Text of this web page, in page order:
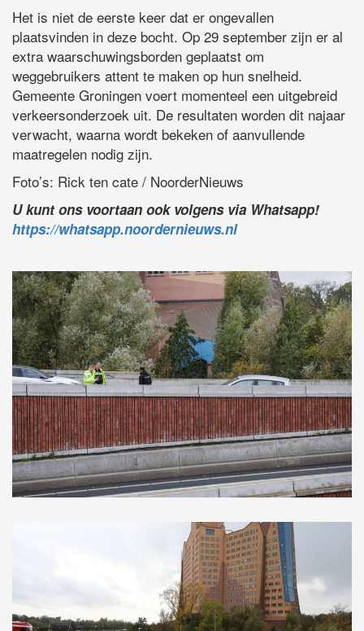
Het is niet de eerste keer dat er ongevallen
plaatsvinden in deze bocht. Op 29 september zijn er al
extra waarschuwingsborden geplaatst om
weggebruikers attent te maken op hun snelheid.
Gemeente Groningen voert momenteel een uitgebreid
verkeersonderzoek uit. De resultaten worden dit najaar
verwacht, waarna wordt bekeken of aanvullende
maatregelen nodig zijn.
Foto’s: Rick ten cate / NoorderNieuws
U kunt ons voortaan ook volgens via Whatsapp!
https://whatsapp.noordernieuws.nl